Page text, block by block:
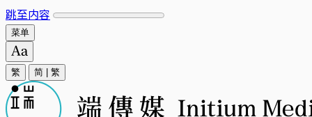
跳至内容
菜单
繁 简 繁